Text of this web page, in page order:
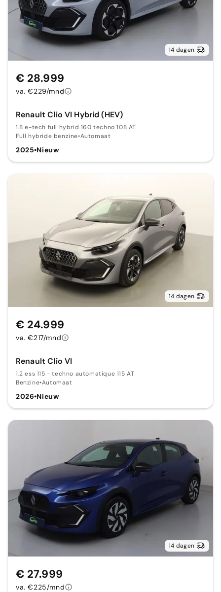
14 dagen
Renault Clio VI Hybrid (HEV)
1.8 e-tech full hybrid 160 techno 108 AT
Full hybride benzine•Automaat
2025•Nieuw
€ 28.999
va. €229/mnd
14 dagen
Renault Clio VI
1.2 ess 115 - techno automatique 115 AT
Benzine•Automaat
2026•Nieuw
€ 24.999
va. €217/mnd
14 dagen
€ 27.999
va. €225/mnd